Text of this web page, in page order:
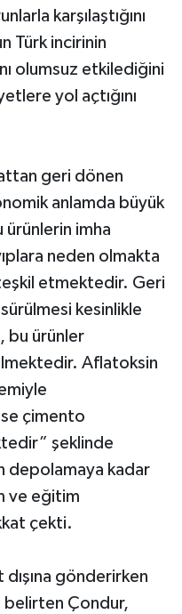
karşılaştığını
Türk incirinin
olumsuz etkilediğini
yol açtığını
geri dönen
anlamda büyük
ürünlerin imha
neden olmakta
etmektedir. Geri
kesinlikle
bu ürünler
Aflatoksin
çimento
şeklinde
depolamaya kadar
ve eğitim
çekti.
dışına gönderirken
belirten Çondur,